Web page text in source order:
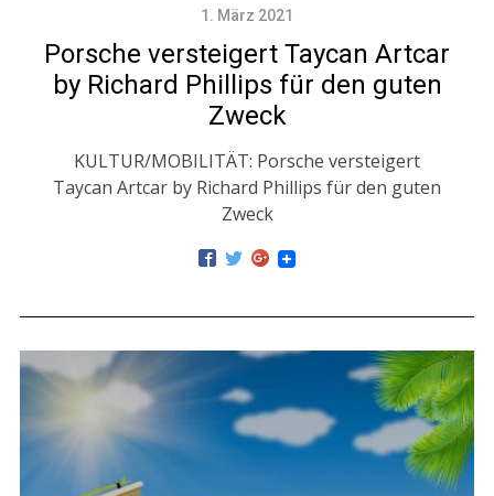
1. März 2021
Porsche versteigert Taycan Artcar
by Richard Phillips für den guten
Zweck
KULTUR/MOBILITÄT: Porsche versteigert
Taycan Artcar by Richard Phillips für den guten
Zweck